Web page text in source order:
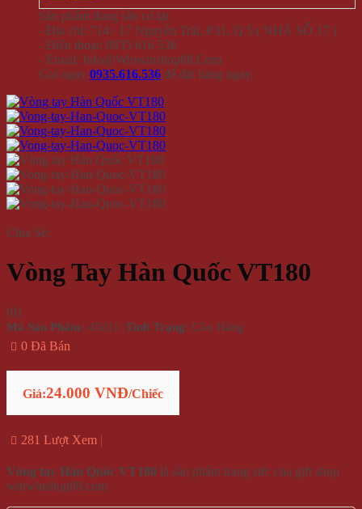
Sản phẩm đang sẵn có tại
- Địa chỉ: 714 / 17 Nguyễn Trãi, P.11, Q.5 ( NHÀ SỐ 17 )
- Điện thoại: 0935 616 536
- Email: Info@Winwinshop88.Com
Gọi ngay 0935.616.536 để đặt hàng ngay.
Chia Sẻ:
Vòng Tay Hàn Quốc VT180
(0)
Mã Sản Phẩm: 45011 |Tình Trạng: Còn Hàng
0 Đã Bán
Giá:24.000 VNĐ/Chiếc
281 Lượt Xem
Vòng tay Hàn Quốc VT180 là sản phẩm trang sức của gift shop
winwinshop88.com